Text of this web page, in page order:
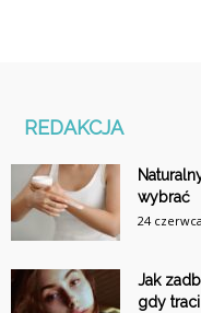
REDAKCJA
wybrać
24
Jak
gdy